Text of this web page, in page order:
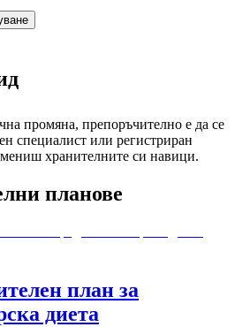
промяна, препоръчително е да се
специалист или регистриран
хранителните си навици.
планове
план за
диета